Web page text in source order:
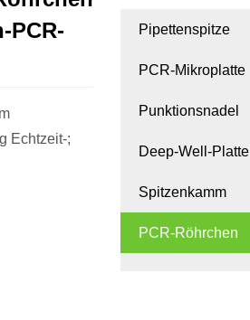
PCR-
Echtzeit-;
Pipettenspitze
PCR-Mikroplatte
Punktionsnadel
Deep-Well-Platte
Spitzenkamm
PCR-Röhrchen